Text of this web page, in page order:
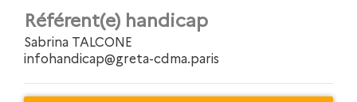
Référent(e) handicap
Sabrina TALCONE
infohandicap@greta-cdma.paris